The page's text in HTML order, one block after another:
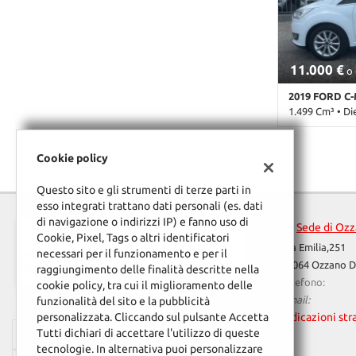
automatico, 2
Controllo
Fendinebbia
Isofix • Luci
elettrica sedili
Sensore di
• Servosterzo
Start/Stop
11.000 € o
2019 FORD
1.499 Cm³ •
trazione •
•
di velocità •
pressione
segnali
Orari Apertura
Sede di
Via Emilia,251
40064 Ozzano
Telefono:
Email:
Indicazioni
Cookie policy
Questo sito e gli strumenti di terze parti in
esso integrati trattano dati personali (es. dati
di navigazione o indirizzi IP) e fanno uso di
Cookie, Pixel, Tags o altri identificatori
necessari per il funzionamento e per il
raggiungimento delle finalità descritte nella
cookie policy, tra cui il miglioramento delle
funzionalità del sito e la pubblicità
personalizzata. Cliccando sul pulsante Accetta
Tutti dichiari di accettare l'utilizzo di queste
tecnologie. In alternativa puoi personalizzare